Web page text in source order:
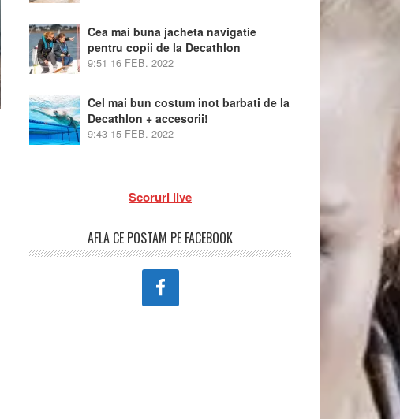
Cea mai buna jacheta navigatie
pentru copii de la Decathlon
9:51 16 FEB. 2022
Cel mai bun costum inot barbati de la
Decathlon + accesorii!
9:43 15 FEB. 2022
Scoruri live
AFLA CE POSTAM PE FACEBOOK